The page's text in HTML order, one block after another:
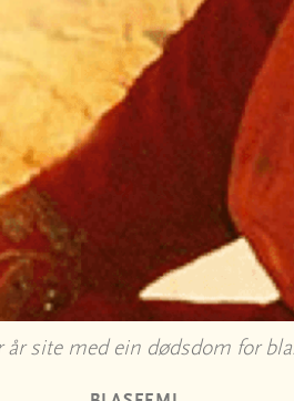
år site med ein dødsdom for